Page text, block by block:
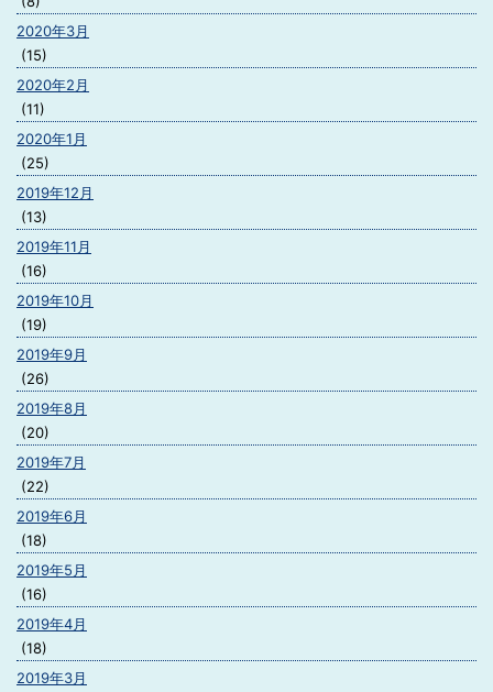
2020年3月
(15)
2020年2月
(11)
2020年1月
(25)
2019年12月
(13)
2019年11月
(16)
2019年10月
(19)
2019年9月
(26)
2019年8月
(20)
2019年7月
(22)
2019年6月
(18)
2019年5月
(16)
2019年4月
(18)
2019年3月